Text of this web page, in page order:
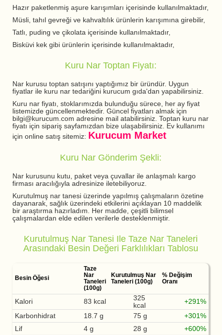
Hazır paketlenmiş aşure karışımları içerisinde kullanılmaktadır,
Müsli, tahıl gevreği ve kahvaltılık ürünlerin karışımına girebilir,
Tatlı, puding ve çikolata içerisinde kullanılmaktadır,
Bisküvi kek gibi ürünlerin içerisinde kullanılmaktadır,
Kuru Nar Toptan Fiyatı:
Nar kurusu toptan satışını yaptığımız bir üründür. Uygun
fiyatlar ile kuru nar tedariğini kurucum gıda'dan yapabilirsiniz.
Kuru nar fiyatı, stoklarımızda bulunduğu sürece, her ay fiyat
listemizde güncellenmektedir. Güncel fiyatları almak için
bilgi@kurucum.com adresine mail atabilirsiniz. Toptan kuru nar
fiyatı için sipariş sayfamızdan bize ulaşabilirsiniz. Ev kullanımı
için online satış sitemiz: Kurucum Market
Kuru Nar Gönderim Şekli:
Nar kurusunu kutu, paket veya çuvallar ile anlaşmalı kargo
firması aracılığıyla adresinize iletebiliyoruz.
Kurutulmuş nar tanesi üzerinde yapılmış çalışmaların özetine
dayanarak, sağlık üzerindeki etkilerini açıklayan 10 maddelik
bir araştırma hazırladım. Her madde, çeşitli bilimsel
çalışmalardan elde edilen verilerle desteklenmiştir.
Kurutulmuş Nar Tanesi Ile Taze Nar Taneleri
Arasındaki Besin Değeri Farklılıkları Tablosu
Besin Öğesi
Taze
Nar
Taneleri
(100g)
Kurutulmuş Nar
Taneleri (100g)
% Değişim
Oranı
Kalori 83 kcal
325
kcal
+291%
Karbonhidrat
18.7 g 75 g
+301%
Lif
4 g 28 g
+600%